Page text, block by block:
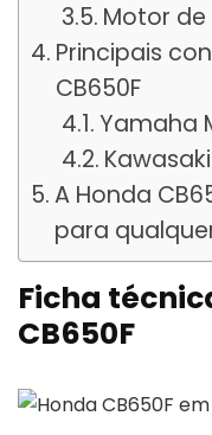
Motor
Principais
CB650F
Yamaha
A Honda
para
Ficha
CB650F